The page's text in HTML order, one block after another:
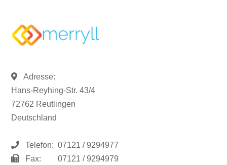
Adresse:
Hans-Reyhing-Str. 43/4
72762 Reutlingen
Deutschland
Telefon: 07121 / 9294977
Fax:
07121 / 9294979